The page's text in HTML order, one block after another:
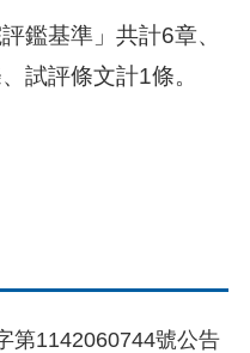
鑑基準」共計6章、
試評條文計1條。
第1142060744號公告